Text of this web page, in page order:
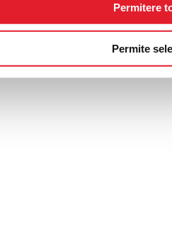
Permitere
Permite